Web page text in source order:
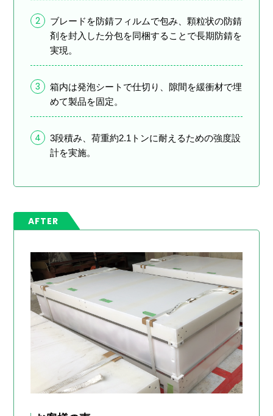
2
ブレードを防錆フィルムで包み、顆粒状の防錆
剤を封入した分包を同梱することで長期防錆を
実現。
3
箱内は発泡シートで仕切り、隙間を緩衝材で埋
めて製品を固定。
4
3段積み、荷重約2.1トンに耐えるための強度設
計を実施。
AFTER